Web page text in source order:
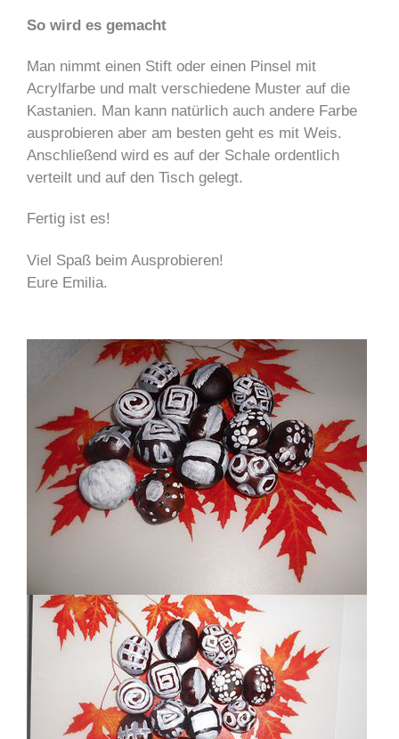
So wird es gemacht
Man nimmt einen Stift oder einen Pinsel mit
Acrylfarbe und malt verschiedene Muster auf die
Kastanien. Man kann natürlich auch andere Farbe
ausprobieren aber am besten geht es mit Weis.
Anschließend wird es auf der Schale ordentlich
verteilt und auf den Tisch gelegt.
Fertig ist es!
Viel Spaß beim Ausprobieren!
Eure Emilia.